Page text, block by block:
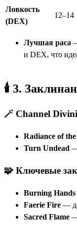
Ловкость
(DEX)
12–14
Лучшая раса
и DEX, что
🕯 3.
🪄 Channel
Radiance of
Turn Undead
🧩 Ключевые
Burning Hands
Faerie Fire —
Sacred Flame